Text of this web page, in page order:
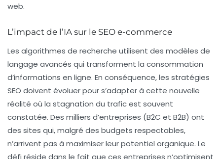
web.
L’impact de l’IA sur le SEO e-commerce
Les algorithmes de recherche utilisent des modèles de
langage avancés qui transforment la consommation
d’informations en ligne. En conséquence, les stratégies
SEO doivent évoluer pour s’adapter à cette nouvelle
réalité où la stagnation du trafic est souvent
constatée. Des milliers d’entreprises (B2C et B2B) ont
des sites qui, malgré des budgets respectables,
n’arrivent pas à maximiser leur potentiel organique. Le
défi réside dans le fait que ces entreprises n’optimisent